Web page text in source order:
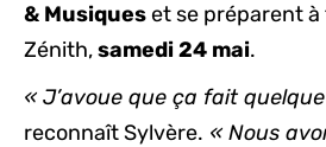
& Musiqueset se préparent
Zénith,samedi 24 mai.
« J’avoue que ça fait
reconnaît Sylvère. « Nous